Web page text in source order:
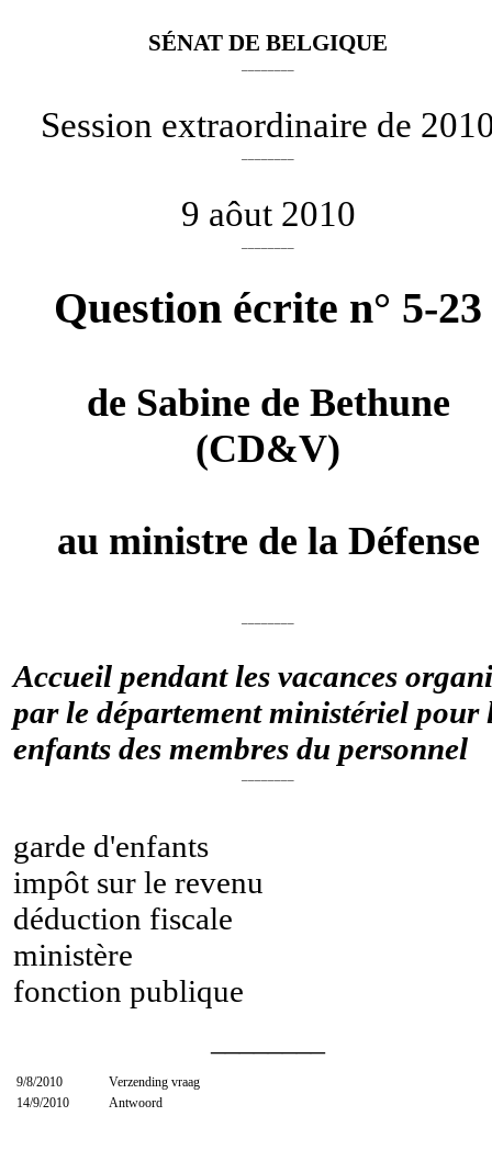
SÉNAT DE BELGIQUE
Session extraordinaire de
9 aôut 2010
Question écrite n° 5-23
de Sabine de Bethune
(CD&V)
au ministre de la Défense
Accueil pendant les vacances
par le département ministériel pour
enfants des membres du personnel
garde d'enfants
impôt sur le revenu
déduction fiscale
ministère
fonction publique
9/8/2010
Verzending vraag
14/9/2010
Antwoord